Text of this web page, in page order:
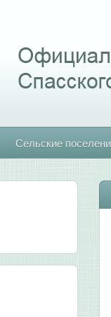
Сельские